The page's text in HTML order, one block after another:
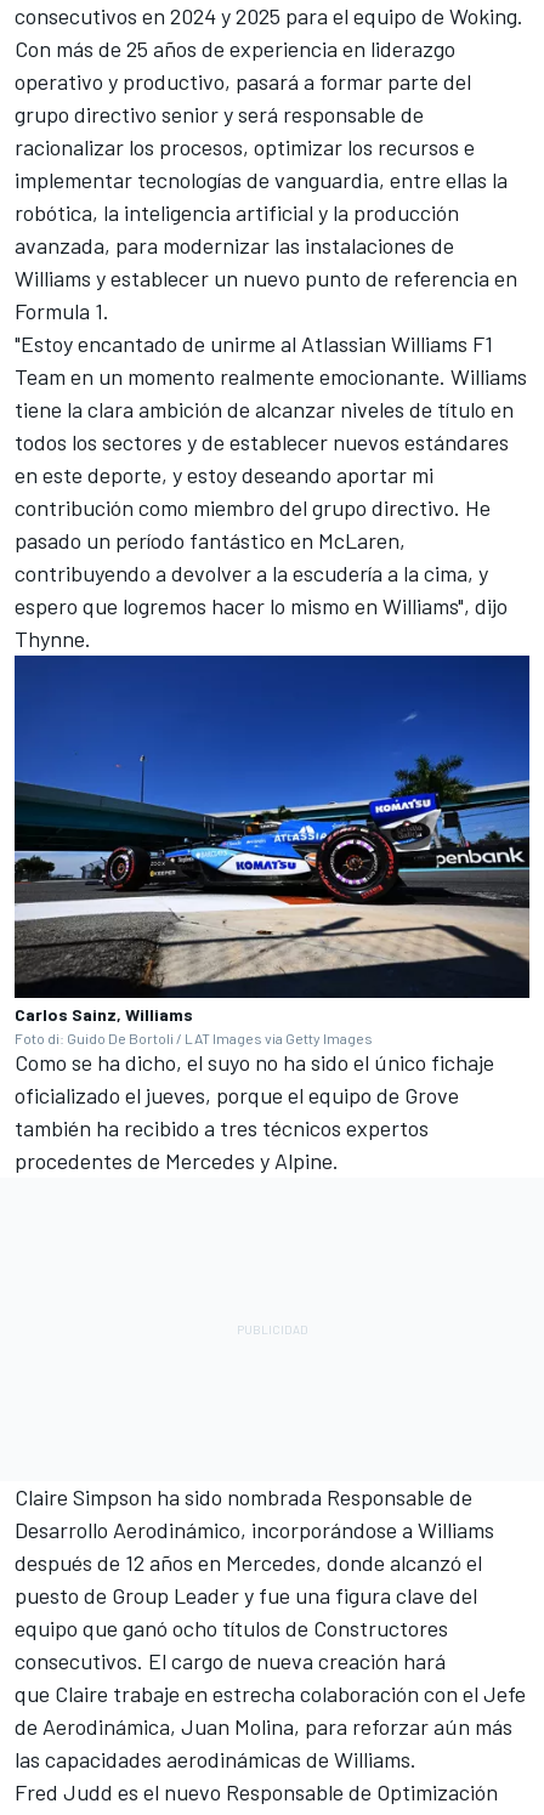
consecutivos en 2024 y 2025 para el equipo de Woking.
Con más de 25 años de experiencia en liderazgo
operativo y productivo, pasará a formar parte del
grupo directivo senior y será responsable de
racionalizar los procesos, optimizar los recursos e
implementar tecnologías de vanguardia, entre ellas la
robótica, la inteligencia artificial y la producción
avanzada, para modernizar las instalaciones de
Williams y establecer un nuevo punto de referencia en
Formula 1.
"Estoy encantado de unirme al Atlassian Williams F1
Team en un momento realmente emocionante. Williams
tiene la clara ambición de alcanzar niveles de título en
todos los sectores y de establecer nuevos estándares
en este deporte, y estoy deseando aportar mi
contribución como miembro del grupo directivo. He
pasado un período fantástico en McLaren,
contribuyendo a devolver a la escudería a la cima, y
espero que logremos hacer lo mismo en Williams", dijo
Thynne.
Carlos Sainz, Williams
Foto di: Guido De Bortoli / LAT Images via Getty Images
Como se ha dicho, el suyo no ha sido el único fichaje
oficializado el jueves, porque el equipo de Grove
también ha recibido a tres técnicos expertos
procedentes de Mercedes y Alpine.
Claire Simpson ha sido nombrada Responsable de
Desarrollo Aerodinámico, incorporándose a Williams
después de 12 años en Mercedes, donde alcanzó el
puesto de Group Leader y fue una figura clave del
equipo que ganó ocho títulos de Constructores
consecutivos. El cargo de nueva creación hará
que Claire trabaje en estrecha colaboración con el Jefe
de Aerodinámica, Juan Molina, para reforzar aún más
las capacidades aerodinámicas de Williams.
Fred Judd es el nuevo Responsable de Optimización